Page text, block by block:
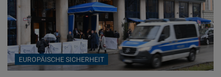
EUROPÄISCHE SICHERHEIT